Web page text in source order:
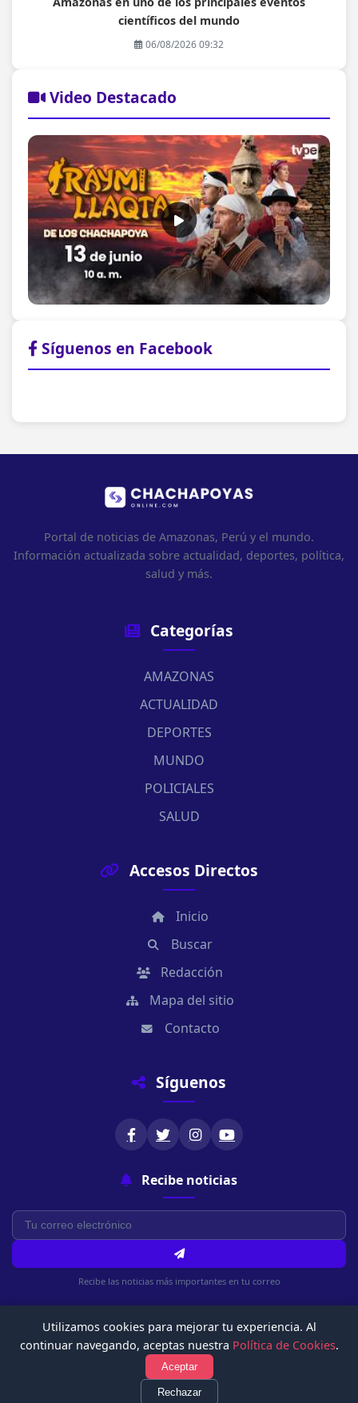
científicos del mundo
06/08/2026 09:32
Video Destacado
Síguenos en Facebook
Portal de noticias de Amazonas, Perú y el mundo.
Información actualizada sobre actualidad, deportes, política,
salud y más.
Categorías
AMAZONAS
ACTUALIDAD
DEPORTES
MUNDO
POLICIALES
SALUD
Accesos Directos
Inicio
Buscar
Redacción
Mapa del sitio
Contacto
Síguenos
Recibe noticias
Recibe las noticias más importantes en tu correo
© 2026 Chachapoyasonline.Com. Todos los derechos reservados.
Términos de Uso
Utilizamos cookies para mejorar tu experiencia. Al
continuar navegando, aceptas nuestra Política de Cookies.
Aceptar
Rechazar